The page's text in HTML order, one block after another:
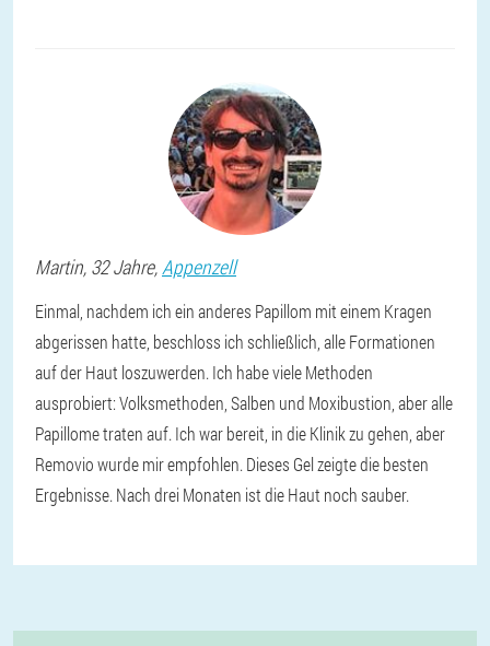
Martin, 32 Jahre,Appenzell
Einmal, nachdem ich ein anderes Papillom mit einem Kragen
abgerissen hatte, beschloss ich schließlich, alle Formationen
auf der Haut loszuwerden. Ich habe viele Methoden
ausprobiert: Volksmethoden, Salben und Moxibustion, aber alle
Papillome traten auf. Ich war bereit, in die Klinik zu gehen, aber
Removio wurde mir empfohlen. Dieses Gel zeigte die besten
Ergebnisse. Nach drei Monaten ist die Haut noch sauber.